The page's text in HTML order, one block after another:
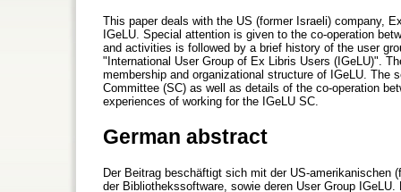
This paper deals with the US (former Israeli) company,
IGeLU. Special attention is given to the co-operation
and activities is followed by a brief history of the user
"International User Group of Ex Libris Users (IGeLU)".
membership and organizational structure of IGeLU.
Committee (SC) as well as details of the co-operation
experiences of working for the IGeLU SC.
German abstract
Der Beitrag beschäftigt sich mit der US-amerikanischen
der Bibliothekssoftware, sowie deren User Group